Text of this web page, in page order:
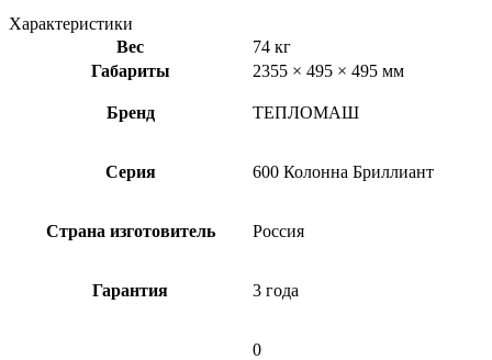
Характеристики
Вес
74 кг
Габариты
2355 × 495 × 495 мм
Бренд ТЕПЛОМАШ
Серия 600 Колонна Бриллиант
Страна изготовитель Россия
Гарантия 3 года
0